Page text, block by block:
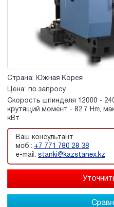
Страна:
Южная Корея
Цена:
по запросу
Скорость шпинделя 12000 -
крутящий момент - 82.7 Hm,
кВт
Ваш консультант
моб.: +7 771 780 28 38
e-mail: stanki@kazstanex.kz